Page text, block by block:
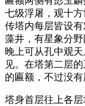
七级浮屠，观十
传塔内每层皆设
藻井，有星象分
晚上可从孔中观
见。在塔第二层
的匾额，不过没有
塔身首层往上各